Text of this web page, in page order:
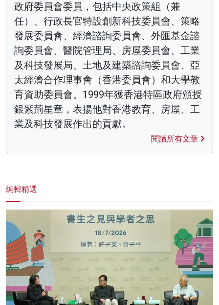
政府委員會委員，包括中央政策組（兼
任）、行政長官特設創新科技委員會、策略
發展委員會、經濟諮詢委員會、外匯基金諮
詢委員會、醫院管理局、房屋委員會、工業
及科技發展局、土地及建築諮詢委員會、亞
太經濟合作理事會（香港委員會）和大學教
育資助委員會。1999年獲香港特區政府頒授
銀紫荊星章，表揚他對香港教育、房屋、工
業及科技發展作出的貢獻。
閱讀所有文章
編輯精選